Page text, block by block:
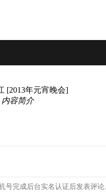
[2013年元宵晚会]
内容简介